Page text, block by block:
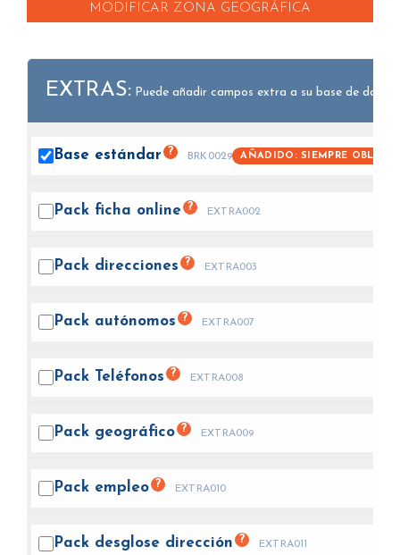
MODIFICAR ZONA GEOGRÁFICA
EXTRAS: Puede añadir campos extra a su base de datos.
Base estándar ? BRK0029 AÑADIDO: SIEMPRE
Pack ficha online ? EXTRA002
Pack direcciones ? EXTRA003
Pack autónomos ? EXTRA007
Pack Teléfonos ? EXTRA008
Pack geográfico ? EXTRA009
Pack empleo ? EXTRA010
Pack desglose dirección ? EXTRA011